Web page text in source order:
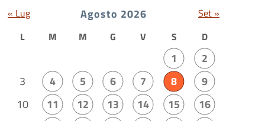
Agosto 2026
L M M G V S D
1
2
3
4 5 6 7 8
9
10
11 12 13 14 15
16
« Lug Set »